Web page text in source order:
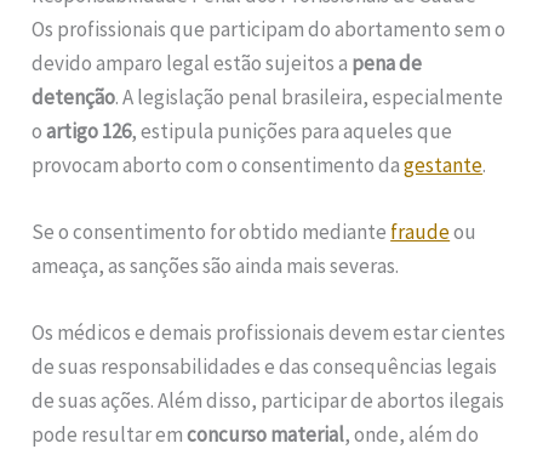
Os profissionais que participam do abortamento sem o
devido amparo legal estão sujeitos a pena de
detenção. A legislação penal brasileira, especialmente
oartigo 126, estipula punições para aqueles que
provocam aborto com o consentimento dagestante.
Se o consentimento for obtido mediante fraudeou
ameaça, as sanções são ainda mais severas.
Os médicos e demais profissionais devem estar cientes
de suas responsabilidades e das consequências legais
de suas ações. Além disso, participar de abortos ilegais
pode resultar emconcurso material, onde, além do